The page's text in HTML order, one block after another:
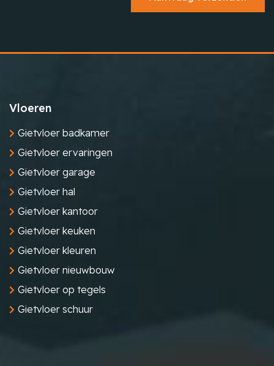
Vloeren
Gietvloer badkamer
Gietvloer ervaringen
Gietvloer garage
Gietvloer hal
Gietvloer kantoor
Gietvloer keuken
Gietvloer kleuren
Gietvloer nieuwbouw
Gietvloer op tegels
Gietvloer schuur